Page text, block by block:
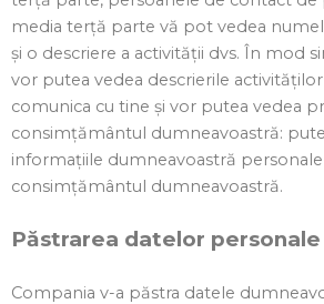
media terță parte vă pot vedea
și o descriere a activității dvs. În mod
vor putea vedea descrierile
comunica cu tine și vor putea vedea
consimțământul dumneavoastră:
informațiile dumneavoastră
consimțământul dumneavoastră.
Păstrarea datelor personale
Compania v-a păstra datele